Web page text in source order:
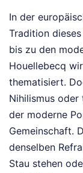
In der
Tradition
bis zu den
Houellebecq
thematisiert.
Nihilismus
der moderne
Gemeinschaft.
denselben
Stau stehen